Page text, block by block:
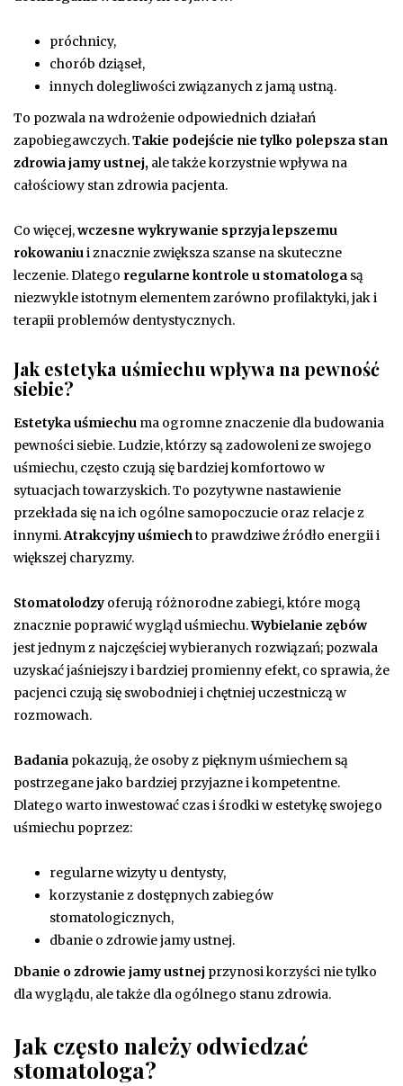
próchnicy,
chorób dziąseł,
innych dolegliwości związanych z jamą ustną.
To pozwala na wdrożenie odpowiednich działań
zapobiegawczych.Takie podejście nie tylko polepsza stan
zdrowia jamy ustnej, ale także korzystnie wpływa na
całościowy stan zdrowia pacjenta.
Co więcej,wczesne wykrywanie sprzyja lepszemu
rokowaniui znacznie zwiększa szanse na skuteczne
leczenie. Dlatego regularne kontrole u stomatologa są
niezwykle istotnym elementem zarówno profilaktyki, jak i
terapii problemów dentystycznych.
Jak estetyka uśmiechu wpływa na pewność
siebie?
Estetyka uśmiechu ma ogromne znaczenie dla budowania
pewności siebie. Ludzie, którzy są zadowoleni ze swojego
uśmiechu, często czują się bardziej komfortowo w
sytuacjach towarzyskich. To pozytywne nastawienie
przekłada się na ich ogólne samopoczucie oraz relacje z
innymi.Atrakcyjny uśmiechto prawdziwe źródło energii i
większej charyzmy.
Stomatolodzy oferują różnorodne zabiegi, które mogą
znacznie poprawić wygląd uśmiechu.Wybielanie zębów
jest jednym z najczęściej wybieranych rozwiązań; pozwala
uzyskać jaśniejszy i bardziej promienny efekt, co sprawia, że
pacjenci czują się swobodniej i chętniej uczestniczą w
rozmowach.
Badania pokazują, że osoby z pięknym uśmiechem są
postrzegane jako bardziej przyjazne i kompetentne.
Dlatego warto inwestować czas i środki w estetykę swojego
uśmiechu poprzez:
regularne wizyty u dentysty,
korzystanie z dostępnych zabiegów
stomatologicznych,
dbanie o zdrowie jamy ustnej.
Dbanie o zdrowie jamy ustnej przynosi korzyści nie tylko
dla wyglądu, ale także dla ogólnego stanu zdrowia.
Jak często należy odwiedzać
stomatologa?